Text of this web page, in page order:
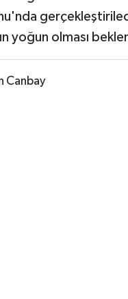
yoğun olması
Canbay